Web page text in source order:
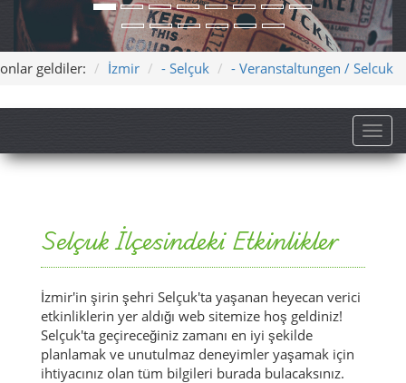
onlar geldiler: İzmir - Selçuk - Veranstaltungen / Selcuk
Selçuk İlçesindeki Etkinlikler
İzmir'in şirin şehri Selçuk'ta yaşanan heyecan verici
etkinliklerin yer aldığı web sitemize hoş geldiniz!
Selçuk'ta geçireceğiniz zamanı en iyi şekilde
planlamak ve unutulmaz deneyimler yaşamak için
ihtiyacınız olan tüm bilgileri burada bulacaksınız.